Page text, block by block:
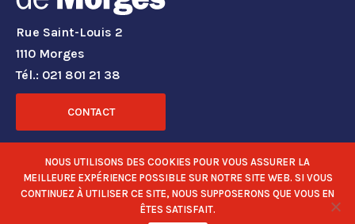
Rue Saint-Louis 2
1110 Morges
Tél.: 021 801 21 38
CONTACT
RÉSEAUX SOCIAUX
NOUS UTILISONS DES COOKIES POUR VOUS ASSURER LA
MEILLEURE EXPÉRIENCE POSSIBLE SUR NOTRE SITE WEB. SI VOUS
CONTINUEZ À UTILISER CE SITE, NOUS SUPPOSERONS QUE VOUS EN
ÊTES SATISFAIT.